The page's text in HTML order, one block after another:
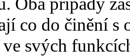
co do činění s
svých